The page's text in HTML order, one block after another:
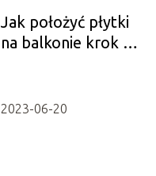
Jak położyć płytki
na balkonie krok po
2023-06-20